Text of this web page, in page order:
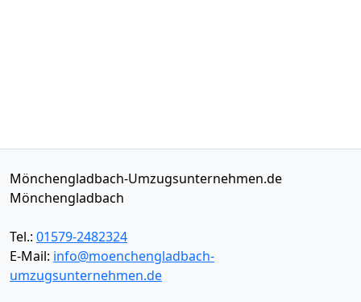
Mönchengladbach-Umzugsunternehmen.de
Mönchengladbach
Tel.: 01579-2482324
E-Mail: info@moenchengladbach-
umzugsunternehmen.de